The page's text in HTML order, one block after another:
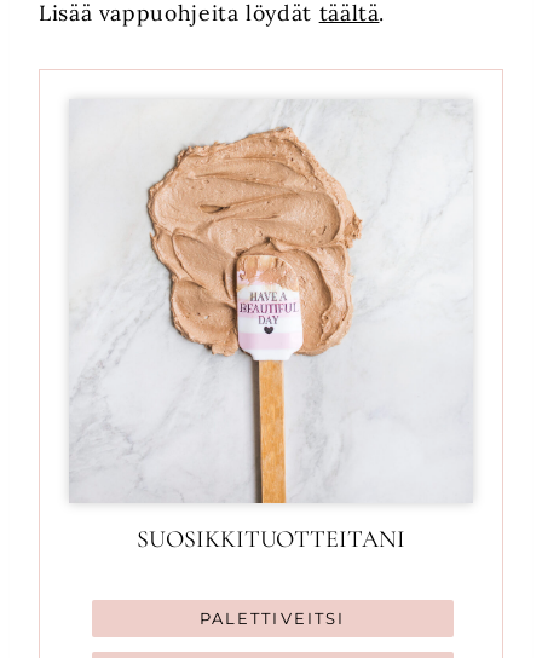
Lisää vappuohjeita löydät täältä.
SUOSIKKITUOTTEITANI
PALETTIVEITSI